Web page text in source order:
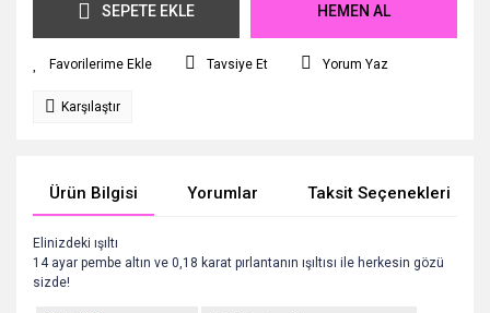
SEPETE EKLE HEMEN AL
Tavsiye Et Yorum Yaz
Karşılaştır
Ürün Bilgisi Yorumlar Taksit Seçenekleri
Elinizdeki ışıltı
14 ayar pembe altın ve 0,18 karat pırlantanın ışıltısı ile herkesin gözü
sizde!